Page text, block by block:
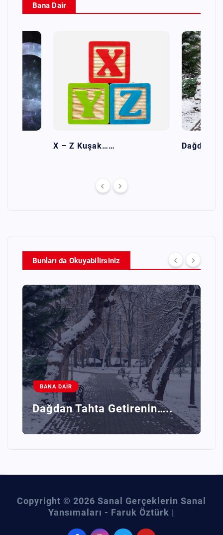
Bana Dair
X – Z Kuşak…… Dağdan
Bunları da Okuyabilirsiniz
BANA DAIR
Dağdan Tahta Getirenin…..
Copyright © 2026 Sanal Gerçeklerin Sanal
Yansımaları - Faruk Öztürk |